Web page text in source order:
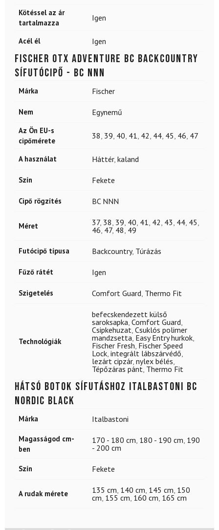
Kötéssel az ár
tartalmazza
Igen
Acél él Igen
FISCHER OTX Adventure BC backcountry
sífutócipő - BC NNN
Márka Fischer
Nem Egynemű
Az Ön EU-s
cipőmérete
38, 39, 40, 41, 42, 44, 45, 46, 47
A használat Háttér, kaland
Szín Fekete
Cipő rögzítés BC NNN
Méret 37, 38, 39, 40, 41, 42, 43, 44, 45,
46, 47, 48, 49
Futócipő típusa Backcountry, Túrázás
Fűző rátét Igen
Szigetelés Comfort Guard, Thermo Fit
Technológiák
befecskendezett külső
saroksapka, Comfort Guard,
Csipkehuzat, Csuklós polimer
mandzsetta, Easy Entry hurkok,
Fischer Fresh, Fischer Speed
Lock, integrált lábszárvédő,
lezárt cipzár, nylex bélés,
Tépőzáras pánt, Thermo Fit
Hátsó botok sífutáshoz ITALBASTONI BC
Nordic Black
Márka Italbastoni
Magasságod cm-
ben
170 - 180 cm, 180 - 190 cm, 190
- 200 cm
Szín Fekete
A rudak mérete 135 cm, 140 cm, 145 cm, 150
cm, 155 cm, 160 cm, 165 cm